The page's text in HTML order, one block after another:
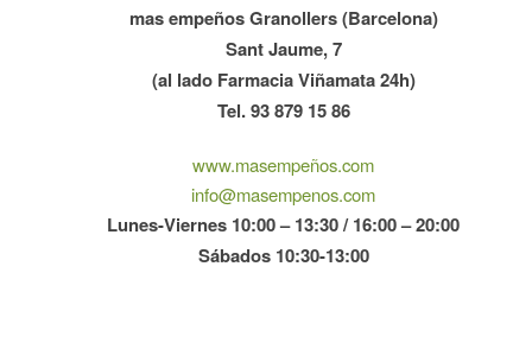
mas empeños Granollers (Barcelona)
Sant Jaume, 7
(al lado Farmacia Viñamata 24h)
Tel. 93 879 15 86
www.masempeños.com
info@masempenos.com
Lunes-Viernes 10:00 – 13:30 / 16:00 – 20:00
Sábados 10:30-13:00